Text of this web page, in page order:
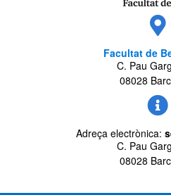
Facultat de
C. Pau
08028
Adreça electrònica:
C. Pau
08028